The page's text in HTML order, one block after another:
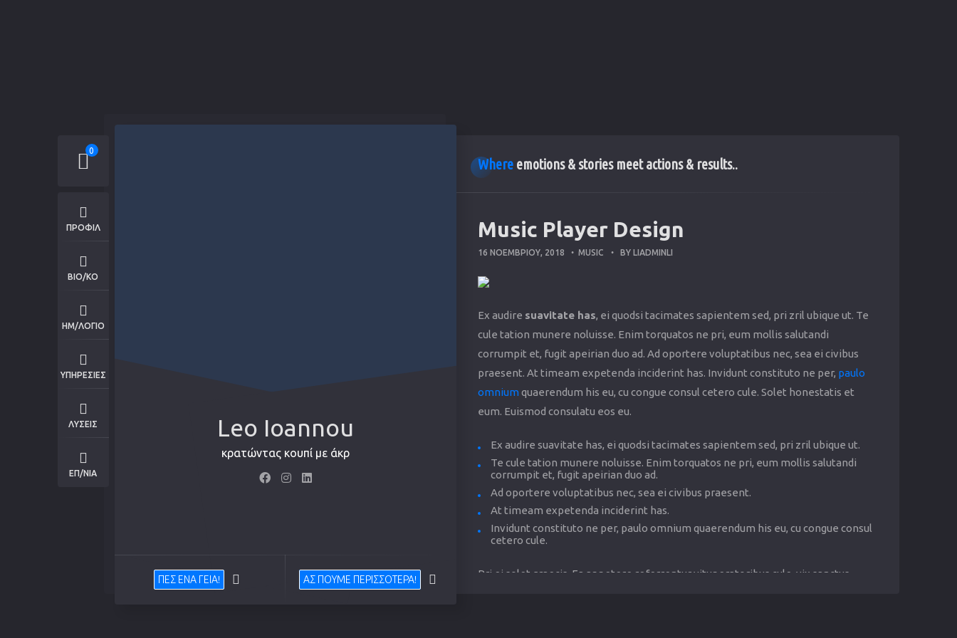
0
ΠΡΟΦΙΛ
ΒΙΟ/ΚΟ
ΗΜ/ΛΟΓΙΟ
ΥΠΗΡΕΣΙΕΣ
ΛΥΣΕΙΣ
ΕΠ/ΝΙΑ
Leo Ioannou
κρατώντας κουπί με άκρα την ο
ΠΕΣ ΕΝΑ ΓΕΙΑ! ΑΣ ΠΟΥΜΕ ΠΕΡΙΣΣΟΤΕΡΑ!
Whereemotions & stories meet actions & results..
Music Player Design
16 ΝΟΕΜΒΡΊΟΥ, 2018 MUSIC BY LIADMINLI
Ex audire suavitate has, ei quodsi tacimates sapientem sed, pri zril ubique ut. Te
cule tation munere noluisse. Enim torquatos ne pri, eum mollis salutandi
corrumpit et, fugit apeirian duo ad. Ad oportere voluptatibus nec, sea ei civibus
praesent. At timeam expetenda inciderint has. Invidunt constituto ne per, paulo
omniumquaerendum his eu, cu congue consul cetero cule. Solet honestatis et
eum. Euismod consulatu eos eu.
Ex audire suavitate has, ei quodsi tacimates sapientem sed, pri zril ubique ut.
Te cule tation munere noluisse. Enim torquatos ne pri, eum mollis salutandi
corrumpit et, fugit apeirian duo ad.
Ad oportere voluptatibus nec, sea ei civibus praesent.
At timeam expetenda inciderint has.
Invidunt constituto ne per, paulo omnium quaerendum his eu, cu congue consul
cetero cule.
Pri ei solet graecis. Ea appetere referrentur vituperatoribus cule, vix sanctus